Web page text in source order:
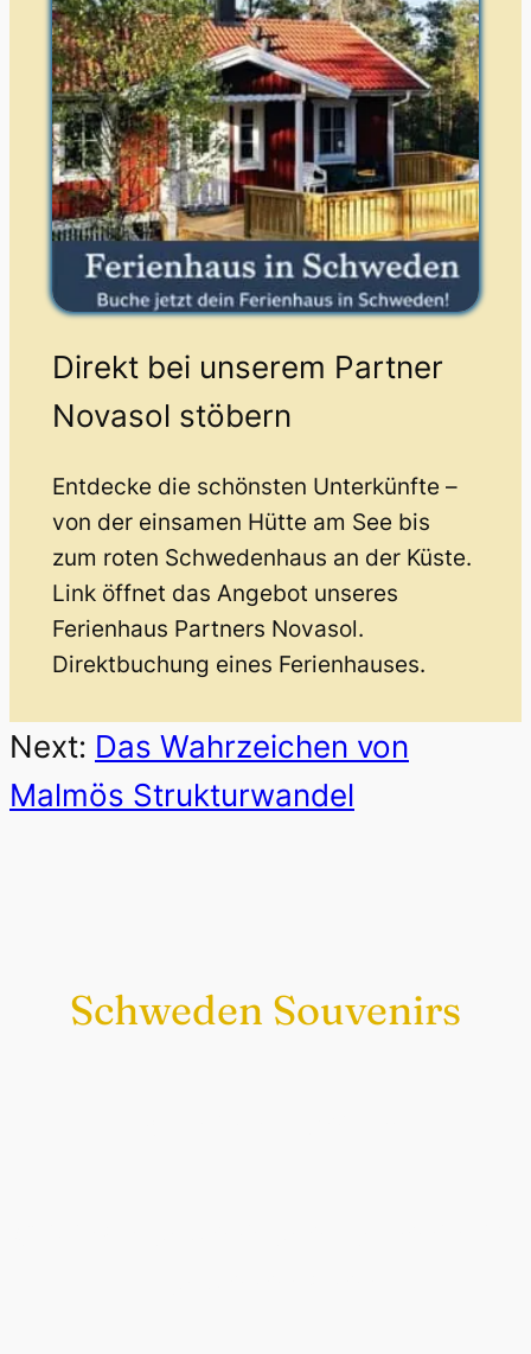
Direkt bei unserem Partner
Novasol stöbern
Entdecke die schönsten Unterkünfte –
von der einsamen Hütte am See bis
zum roten Schwedenhaus an der Küste.
Link öffnet das Angebot unseres
Ferienhaus Partners Novasol.
Direktbuchung eines Ferienhauses.
Next: Das Wahrzeichen von
Malmös Strukturwandel
Schweden Souvenirs